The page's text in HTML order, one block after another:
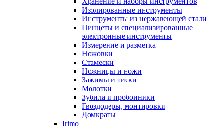
Изолированные инструменты
Инструменты из нержавеющей стали
Пинцеты и специализированные
электронные инструменты
Измерение и разметка
Ножовки
Стамески
Ножницы и ножи
Зажимы и тиски
Молотки
Зубила и пробойники
Гвоздодеры, монтировки
Домкраты
Irimo